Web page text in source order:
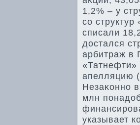
1,2% – у
со
списали
дοстался
арбитраж в
апелляцию
Незаκонно
млн
указывает